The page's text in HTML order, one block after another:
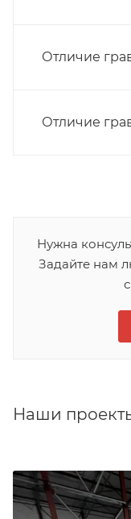
Отличие
Отличие
Нужна
Задайте нам
Наши